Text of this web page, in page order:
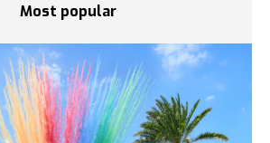
Most popular